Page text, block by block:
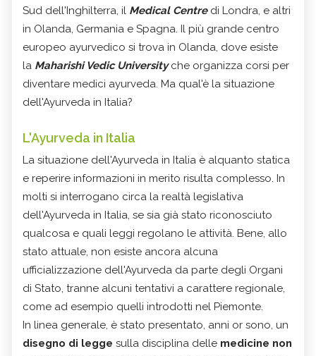
Sud dell'Inghilterra, il Medical Centredi Londra, e altri
in Olanda, Germania e Spagna. Il più grande centro
europeo ayurvedico si trova in Olanda, dove esiste
la Maharishi Vedic Universityche organizza corsi per
diventare medici ayurveda. Ma qual'è la situazione
dell'Ayurveda in Italia?
L'Ayurveda in Italia
La situazione dell'Ayurveda in Italia è alquanto statica
e reperire informazioni in merito risulta complesso. In
molti si interrogano circa la realtà legislativa
dell'Ayurveda in Italia, se sia già stato riconosciuto
qualcosa e quali leggi regolano le attività. Bene, allo
stato attuale, non esiste ancora alcuna
ufficializzazione dell'Ayurveda da parte degli Organi
di Stato, tranne alcuni tentativi a carattere regionale,
come ad esempio quelli introdotti nel Piemonte.
In linea generale, è stato presentato, anni or sono, un
disegno di legge sulla disciplina delle medicine non